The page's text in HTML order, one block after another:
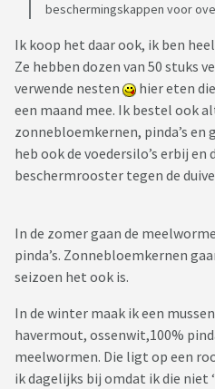
beschermingskappen voor
Ik koop het daar ook, ik ben
Ze hebben dozen van 50 stuks
verwende nesten
hier eten
een maand mee. Ik bestel ook
zonnebloemkernen, pinda’s
heb ook de voedersilo’s erbij
beschermrooster tegen de
In de zomer gaan de
pinda’s. Zonnebloemkernen
seizoen het ook is.
In de winter maak ik een
havermout, ossenwit,100%
meelwormen. Die ligt op een
ik dagelijks bij omdat ik die niet